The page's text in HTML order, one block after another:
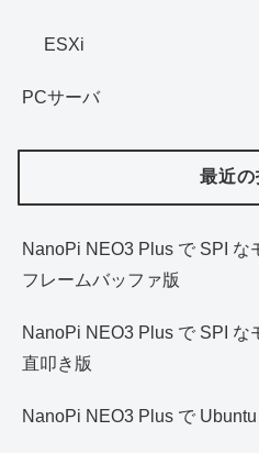
ESXi
PCサーバ
最近の
NanoPi NEO3 Plus で SPI な
フレームバッファ版
NanoPi NEO3 Plus で SPI な
直叩き版
NanoPi NEO3 Plus で Ubuntu